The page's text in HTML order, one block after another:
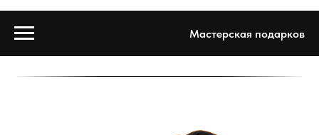
Мастерская подарков